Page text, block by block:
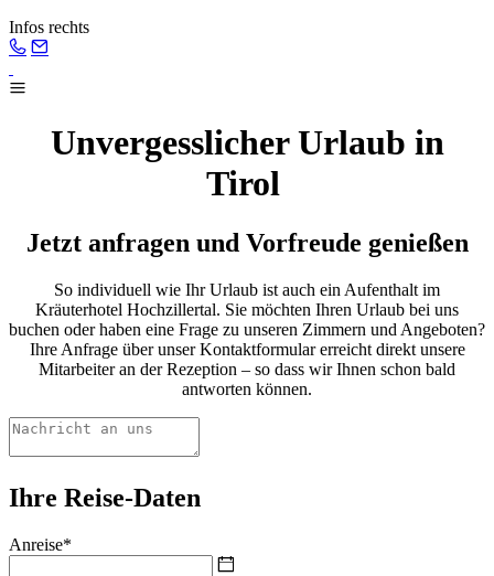
Infos rechts
Unvergesslicher Urlaub in
Tirol
Jetzt anfragen und Vorfreude genießen
So individuell wie Ihr Urlaub ist auch ein Aufenthalt im
Kräuterhotel Hochzillertal. Sie möchten Ihren Urlaub bei uns
buchen oder haben eine Frage zu unseren Zimmern und Angeboten?
Ihre Anfrage über unser Kontaktformular erreicht direkt unsere
Mitarbeiter an der Rezeption – so dass wir Ihnen schon bald
antworten können.
Ihre Reise-Daten
Anreise*